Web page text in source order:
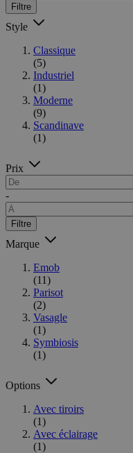
Filtre
Style
Classique
(5)
Industriel
(1)
Moderne
(9)
Scandinave
(1)
Prix
-
Filtre
Marque
Emob
(11)
Parisot
(2)
Vasagle
(1)
Symbiosis
(1)
Options
Avec tiroirs
(1)
Avec éclairage
(1)